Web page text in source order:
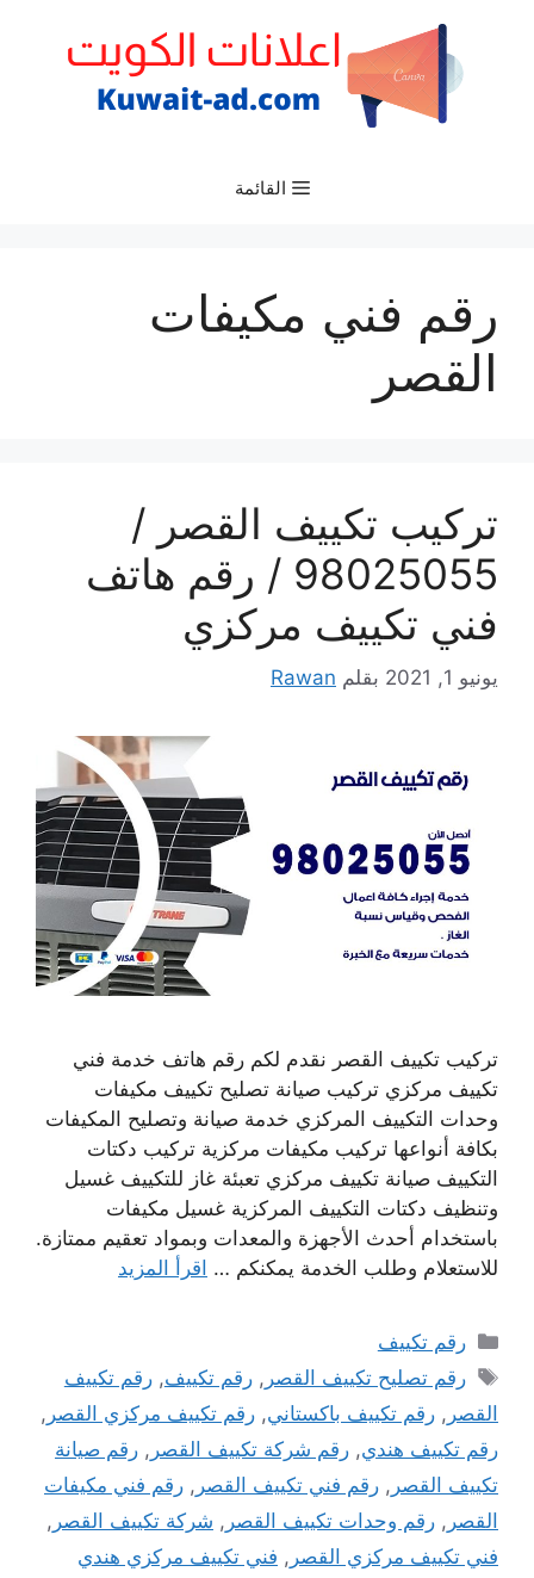
القائمة
رقم فني مكيفات
القصر
تركيب تكييف القصر /
98025055 / رقم هاتف
فني تكييف مركزي
يونيو 1, 2021 بقلم Rawan
تركيب تكييف القصر نقدم لكم رقم هاتف خدمة فني
تكييف مركزي تركيب صيانة تصليح تكييف مكيفات
وحدات التكييف المركزي خدمة صيانة وتصليح المكيفات
بكافة أنواعها تركيب مكيفات مركزية تركيب دكتات
التكييف صيانة تكييف مركزي تعبئة غاز للتكييف غسيل
وتنظيف دكتات التكييف المركزية غسيل مكيفات
باستخدام أحدث الأجهزة والمعدات وبمواد تعقيم ممتازة.
للاستعلام وطلب الخدمة يمكنكم … اقرأ المزيد
التصنيفات
رقم تكييف
الوسوم
رقم تصليح تكييف القصر ,رقم تكييف,رقم تكييف
القصر , رقم تكييف باكستاني, رقم تكييف مركزي القصر ,
رقم تكييف هندي, رقم شركة تكييف القصر , رقم صيانة
تكييف القصر , رقم فني تكييف القصر , رقم فني مكيفات
القصر , رقم وحدات تكييف القصر , شركة تكييف القصر ,
فني تكييف مركزي القصر , فني تكييف مركزي هندي